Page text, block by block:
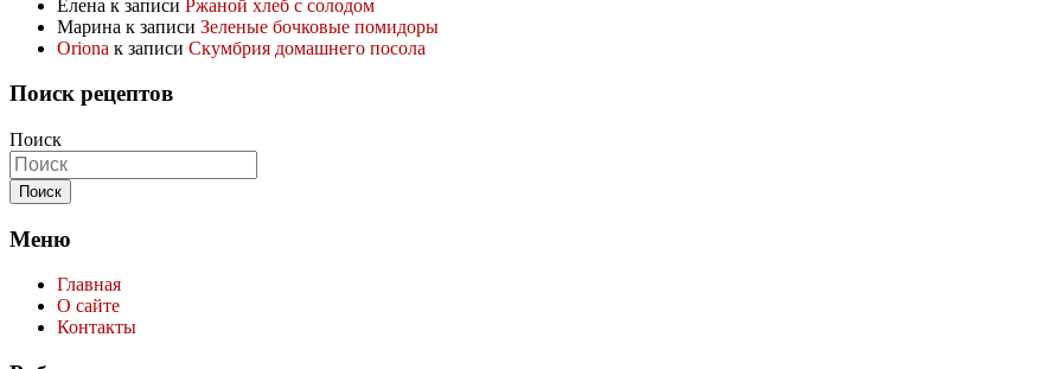
Елена к записи Ржаной хлеб с солодом
Марина к записи Зеленые бочковые помидоры
Oriona к записи Скумбрия домашнего посола
Поиск рецептов
Поиск
Меню
Главная
О сайте
Контакты